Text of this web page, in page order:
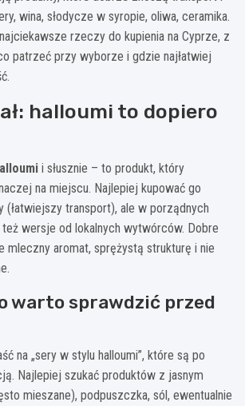
wina, słodycze w syropie, oliwa, ceramika.
rzeczy do kupienia na Cyprze, z
patrzeć przy wyborze i gdzie najłatwiej
halloumi to dopiero
i słusznie – to produkt, który
na miejscu. Najlepiej kupować go
(łatwiejszy transport), ale w porządnych
wersje od lokalnych wytwórców. Dobre
mleczny aromat, sprężystą strukturę i nie
warto sprawdzić przed
na „sery w stylu halloumi”, które są po
Najlepiej szukać produktów z jasnym
mieszane), podpuszczka, sól, ewentualnie